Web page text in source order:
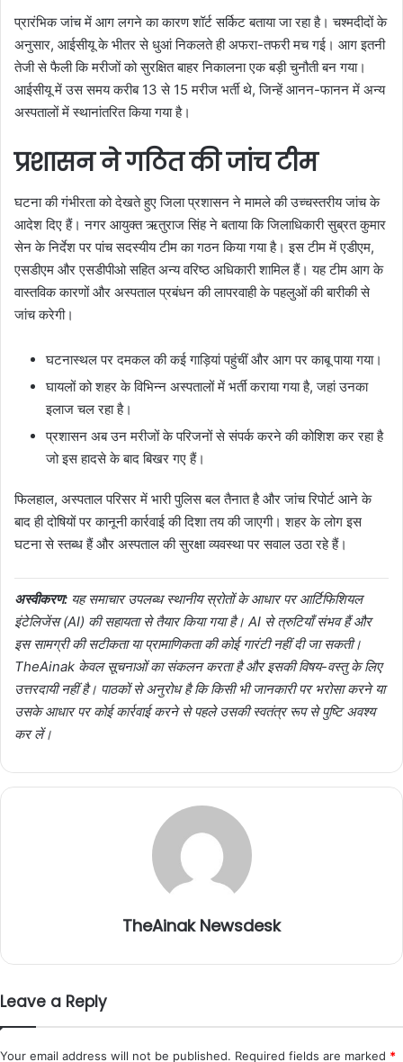
प्रारंभिक जांच में आग लगने का कारण शॉर्ट सर्किट बताया जा रहा है। चश्मदीदों के
अनुसार, आईसीयू के भीतर से धुआं निकलते ही अफरा-तफरी मच गई। आग इतनी
तेजी से फैली कि मरीजों को सुरक्षित बाहर निकालना एक बड़ी चुनौती बन गया।
आईसीयू में उस समय करीब 13 से 15 मरीज भर्ती थे, जिन्हें आनन-फानन में अन्य
अस्पतालों में स्थानांतरित किया गया है।
प्रशासन ने गठित की जांच टीम
घटना की गंभीरता को देखते हुए जिला प्रशासन ने मामले की उच्चस्तरीय जांच के
आदेश दिए हैं। नगर आयुक्त ऋतुराज सिंह ने बताया कि जिलाधिकारी सुब्रत कुमार
सेन के निर्देश पर पांच सदस्यीय टीम का गठन किया गया है। इस टीम में एडीएम,
एसडीएम और एसडीपीओ सहित अन्य वरिष्ठ अधिकारी शामिल हैं। यह टीम आग के
वास्तविक कारणों और अस्पताल प्रबंधन की लापरवाही के पहलुओं की बारीकी से
जांच करेगी।
घटनास्थल पर दमकल की कई गाड़ियां पहुंचीं और आग पर काबू पाया गया।
घायलों को शहर के विभिन्न अस्पतालों में भर्ती कराया गया है, जहां उनका
इलाज चल रहा है।
प्रशासन अब उन मरीजों के परिजनों से संपर्क करने की कोशिश कर रहा है
जो इस हादसे के बाद बिखर गए हैं।
फिलहाल, अस्पताल परिसर में भारी पुलिस बल तैनात है और जांच रिपोर्ट आने के
बाद ही दोषियों पर कानूनी कार्रवाई की दिशा तय की जाएगी। शहर के लोग इस
घटना से स्तब्ध हैं और अस्पताल की सुरक्षा व्यवस्था पर सवाल उठा रहे हैं।
अस्वीकरण: यह समाचार उपलब्ध स्थानीय स्रोतों के आधार पर आर्टिफिशियल
इंटेलिजेंस (AI) की सहायता से तैयार किया गया है। AI से त्रुटियाँ संभव हैं और
इस सामग्री की सटीकता या प्रामाणिकता की कोई गारंटी नहीं दी जा सकती।
TheAinak केवल सूचनाओं का संकलन करता है और इसकी विषय-वस्तु के लिए
उत्तरदायी नहीं है। पाठकों से अनुरोध है कि किसी भी जानकारी पर भरोसा करने या
उसके आधार पर कोई कार्रवाई करने से पहले उसकी स्वतंत्र रूप से पुष्टि अवश्य
कर लें।
TheAinak Newsdesk
Leave a Reply
Your email address will not be published. Required fields are marked *